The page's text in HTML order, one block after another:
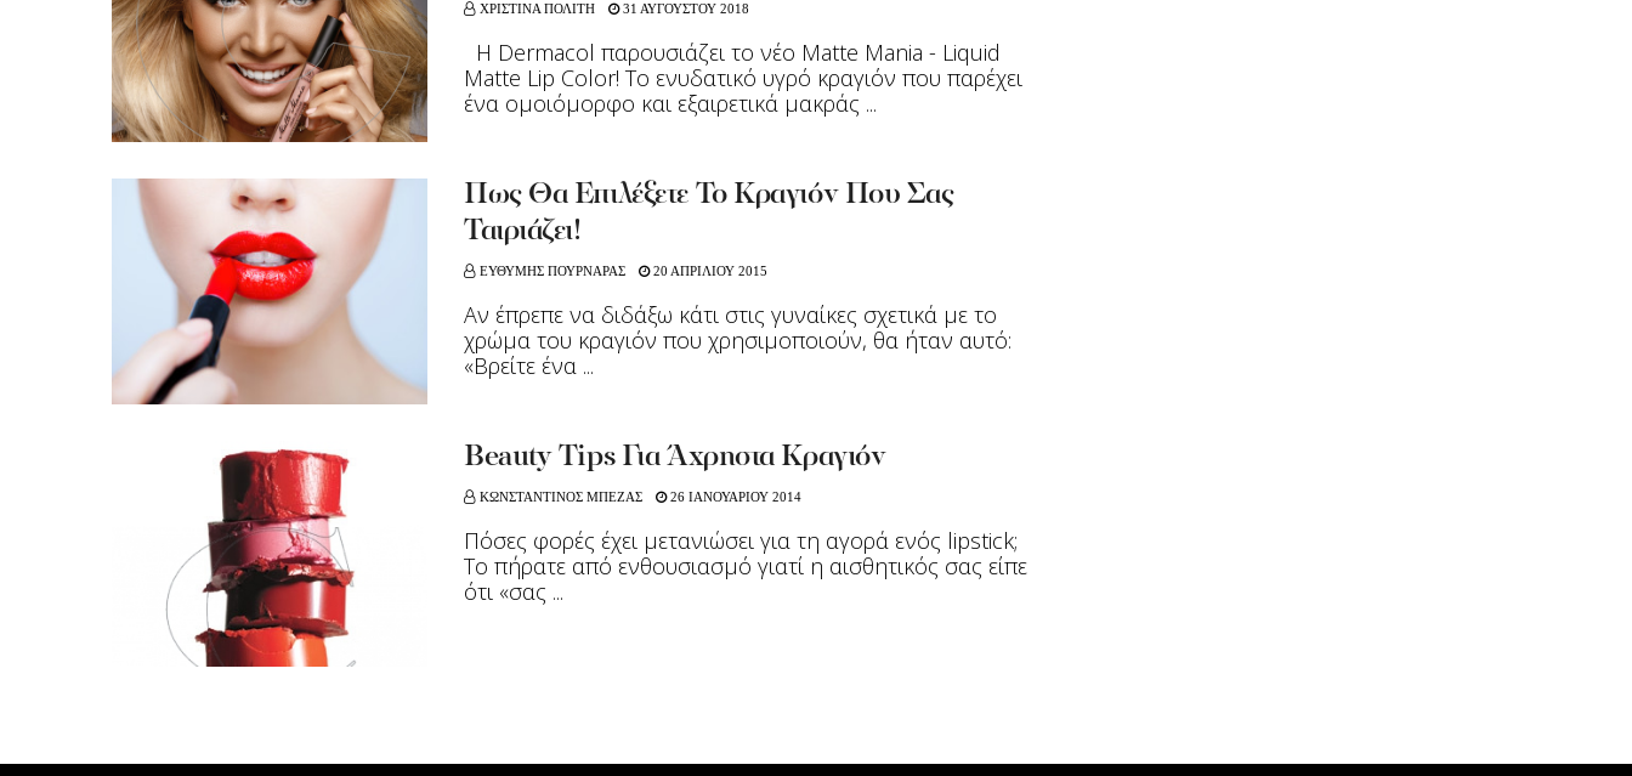
ΧΡΙΣΤΙΝΑ ΠΟΛΙΤΗ 31 ΑΥΓΟΥΣΤΟΥ 2018
H Dermacol παρουσιάζει το νέο Matte Mania - Liquid
Matte Lip Color! Το ενυδατικό υγρό κραγιόν που παρέχει
ένα ομοιόμορφο και εξαιρετικά μακράς ...
Πως Θα Επιλέξετε Το Κραγιόν Που Σας
Ταιριάζει!
ΕΥΘΥΜΗΣ ΠΟΥΡΝΑΡΑΣ 20 ΑΠΡΙΛΙΟΥ 2015
Αν έπρεπε να διδάξω κάτι στις γυναίκες σχετικά με το
χρώμα του κραγιόν που χρησιμοποιούν, θα ήταν αυτό:
«Βρείτε ένα ...
Beauty Tips Για Άχρηστα Κραγιόν
ΚΩΝΣΤΑΝΤΙΝΟΣ ΜΠΕΖΑΣ 26 ΙΑΝΟΥΑΡΙΟΥ 2014
Πόσες φορές έχει μετανιώσει για τη αγορά ενός lipstick;
To πήρατε από ενθουσιασμό γιατί η αισθητικός σας είπε
ότι «σας ...